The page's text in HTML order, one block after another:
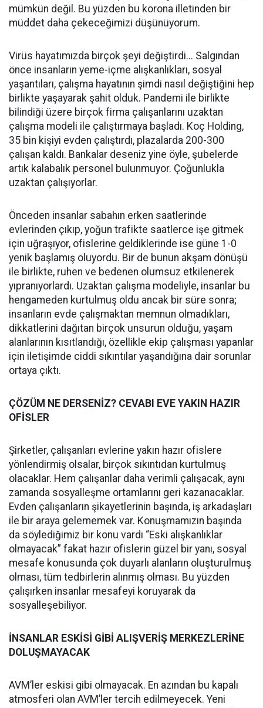
mümkün değil. Bu yüzden bu korona illetinden bir
müddet daha çekeceğimizi düşünüyorum.
Virüs hayatımızda birçok şeyi değiştirdi... Salgından
önce insanların yeme-içme alışkanlıkları, sosyal
yaşantıları, çalışma hayatının şimdi nasıl değiştiğini hep
birlikte yaşayarak şahit olduk. Pandemi ile birlikte
bilindiği üzere birçok firma çalışanlarını uzaktan
çalışma modeli ile çalıştırmaya başladı. Koç Holding,
35 bin kişiyi evden çalıştırdı, plazalarda 200-300
çalışan kaldı. Bankalar deseniz yine öyle, şubelerde
artık kalabalık personel bulunmuyor. Çoğunlukla
uzaktan çalışıyorlar.
Önceden insanlar sabahın erken saatlerinde
evlerinden çıkıp, yoğun trafikte saatlerce işe gitmek
için uğraşıyor, ofislerine geldiklerinde ise güne 1-0
yenik başlamış oluyordu. Bir de bunun akşam dönüşü
ile birlikte, ruhen ve bedenen olumsuz etkilenerek
yıpranıyorlardı. Uzaktan çalışma modeliyle, insanlar bu
hengameden kurtulmuş oldu ancak bir süre sonra;
insanların evde çalışmaktan memnun olmadıkları,
dikkatlerini dağıtan birçok unsurun olduğu, yaşam
alanlarının kısıtlandığı, özellikle ekip çalışması yapanlar
için iletişimde ciddi sıkıntılar yaşandığına dair sorunlar
ortaya çıktı.
ÇÖZÜM NE DERSENİZ? CEVABI EVE YAKIN HAZIR
OFİSLER
Şirketler, çalışanları evlerine yakın hazır ofislere
yönlendirmiş olsalar, birçok sıkıntıdan kurtulmuş
olacaklar. Hem çalışanlar daha verimli çalışacak, aynı
zamanda sosyalleşme ortamlarını geri kazanacaklar.
Evden çalışanların şikayetlerinin başında, iş arkadaşları
ile bir araya gelememek var. Konuşmamızın başında
da söylediğimiz bir konu vardı “Eski alışkanlıklar
olmayacak” fakat hazır ofislerin güzel bir yanı, sosyal
mesafe konusunda çok duyarlı alanların oluşturulmuş
olması, tüm tedbirlerin alınmış olması. Bu yüzden
çalışırken insanlar mesafeyi koruyarak da
sosyalleşebiliyor.
İNSANLAR ESKİSİ GİBİ ALIŞVERİŞ MERKEZLERİNE
DOLUŞMAYACAK
AVM’ler eskisi gibi olmayacak. En azından bu kapalı
atmosferi olan AVM’ler tercih edilmeyecek. Yeni